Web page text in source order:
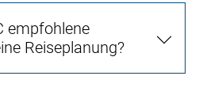
empfohlene
Reiseplanung?